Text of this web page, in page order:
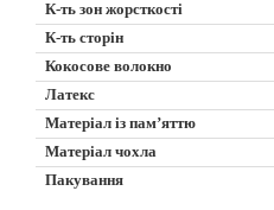
К-ть зон жорсткості
К-ть сторін
Кокосове волокно
Латекс
Матеріал із пам’яттю
Матеріал чохла
Пакування